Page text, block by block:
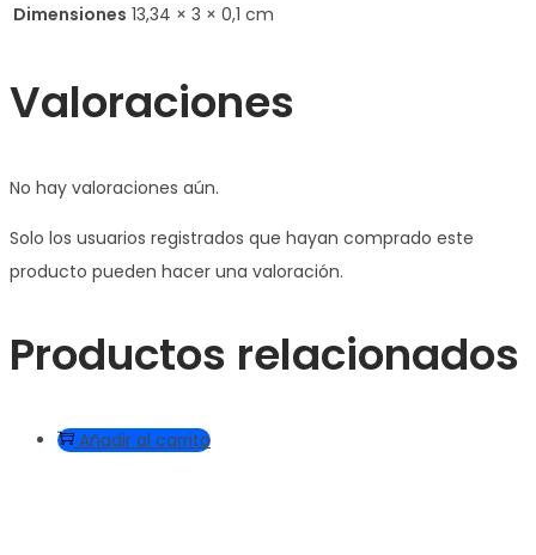
Dimensiones 13,34 × 3 × 0,1 cm
Valoraciones
No hay valoraciones aún.
Solo los usuarios registrados que hayan comprado este
producto pueden hacer una valoración.
Productos relacionados
Añadir al carrito